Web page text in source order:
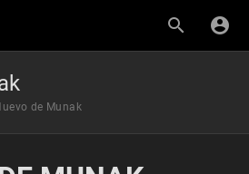
de Munak